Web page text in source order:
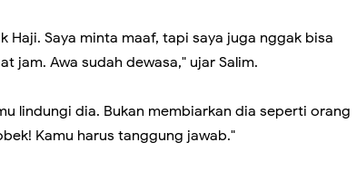
Haji. Saya minta maaf, tapi saya juga nggak bisa
jam. Awa sudah dewasa," ujar Salim.
lindungi dia. Bukan membiarkan dia seperti orang
Kamu harus tanggung jawab."